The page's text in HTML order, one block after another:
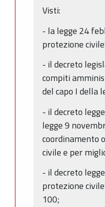
Visti:
- la legge 24
protezione
- il decreto
compiti
del capo I della
- il decreto
legge 9
coordinamento
civile e per
- il decreto
protezione
100;